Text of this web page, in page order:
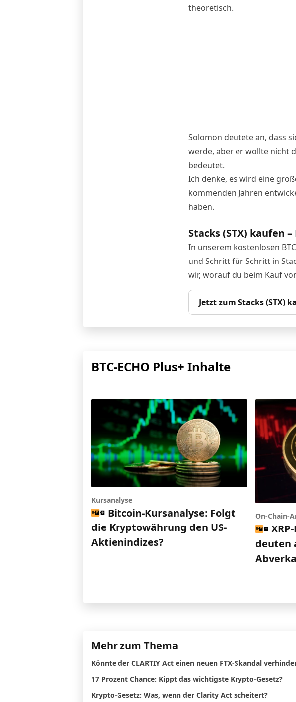
theoretisch.
Solomon deutete an, dass
werde, aber er wollte nicht
bedeutet.
Ich denke, es wird eine
kommenden Jahren
haben.
Stacks (STX) kaufen
In unserem kostenlosen
und Schritt für Schritt in
wir, worauf du beim Kauf
Jetzt zum Stacks (STX)
BTC-ECHO Plus+ Inhalte
Kursanalyse
Bitcoin-Kursanalyse: Folgt
die Kryptowährung den US-
Aktienindizes?
On-Chain-
deuten
Mehr zum Thema
Könnte der CLARTIY Act einen neuen FTX-Skandal
17 Prozent Chance: Kippt das wichtigste Krypto-Gesetz?
Krypto-Gesetz: Was, wenn der Clarity Act scheitert?